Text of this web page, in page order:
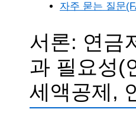
자주 묻는 질문
서론: 연금
과 필요성(
세액공제,